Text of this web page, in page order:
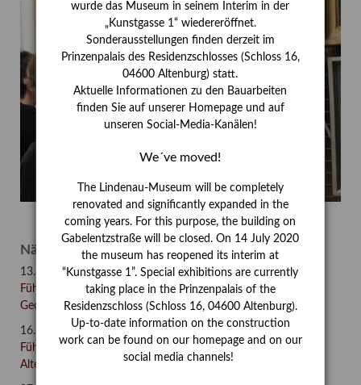
Nächste Veranstaltungen
13. August 2026,18:00 Uhr
Führung: Barocker Bauwurmb? – Die Gebäude des Johann
Georg Hellbrunn in Altenburg
16. August 2026,
Führung: Gerhard Altenbourg – Ein Blick auf den Künstler als
Altenburger Bürger
wurde das Museum in seinem Interim in der
„Kunstgasse 1“ wiedereröffnet.
Sonderausstellungen finden derzeit im
Prinzenpalais des Residenzschlosses (Schloss 16,
04600 Altenburg) statt.
Aktuelle Informationen zu den Bauarbeiten
finden Sie auf unserer Homepage und auf
unseren Social-Media-Kanälen!
We´ve moved!
The Lindenau-Museum will be completely
renovated and significantly expanded in the
coming years. For this purpose, the building on
Gabelentzstraße will be closed. On 14 July 2020
the museum has reopened its interim at
“Kunstgasse 1”. Special exhibitions are currently
taking place in the Prinzenpalais of the
Residenzschloss (Schloss 16, 04600 Altenburg).
Up-to-date information on the construction
work can be found on our homepage and on our
social media channels!